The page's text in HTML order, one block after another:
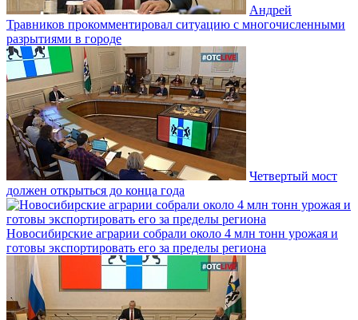
Андрей
Травников прокомментировал ситуацию с многочисленными
разрытиями в городе
Четвертый мост
должен открыться до конца года
Новосибирские аграрии собрали около 4 млн тонн урожая и
готовы экспортировать его за пределы региона